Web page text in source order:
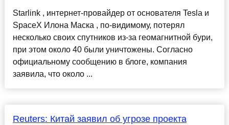
Starlink , интернет-провайдер от основателя Tesla и
SpaceX Илона Маска , по-видимому, потерял
несколько своих спутников из-за геомагнитной бури,
при этом около 40 были уничтожены. Согласно
официальному сообщению в блоге, компания
заявила, что около ...
Reuters: Китай заявил об угрозе проекта